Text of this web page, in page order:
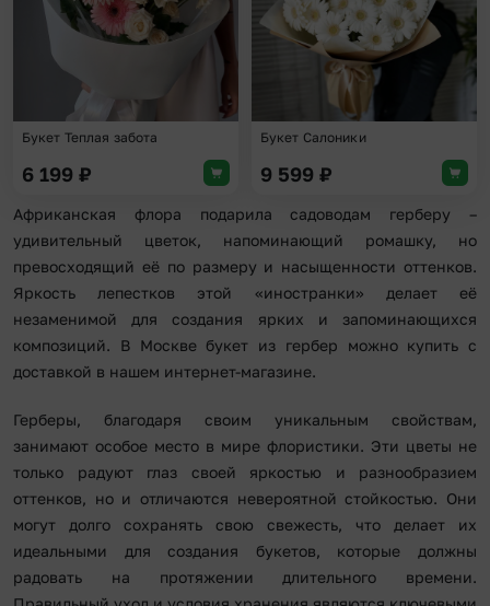
Букет Теплая забота
6 199 ₽
Букет Салоники
9 599 ₽
Африканская флора подарила садоводам герберу –
удивительный цветок, напоминающий ромашку, но
превосходящий её по размеру и насыщенности оттенков.
Яркость лепестков этой «иностранки» делает её
незаменимой для создания ярких и запоминающихся
композиций. В Москве букет из гербер можно купить с
доставкой в нашем интернет-магазине.
Герберы, благодаря своим уникальным свойствам,
занимают особое место в мире флористики. Эти цветы не
только радуют глаз своей яркостью и разнообразием
оттенков, но и отличаются невероятной стойкостью. Они
могут долго сохранять свою свежесть, что делает их
идеальными для создания букетов, которые должны
радовать на протяжении длительного времени.